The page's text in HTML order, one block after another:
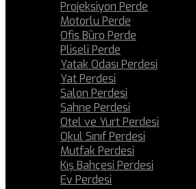
Projeksiyon Perde
Motorlu Perde
Ofis Büro Perde
Pliseli Perde
Yatak Odası Perdesi
Yat Perdesi
Salon Perdesi
Sahne Perdesi
Otel ve Yurt Perdesi
Okul Sınıf Perdesi
Mutfak Perdesi
Kış Bahçesi Perdesi
Ev Perdesi